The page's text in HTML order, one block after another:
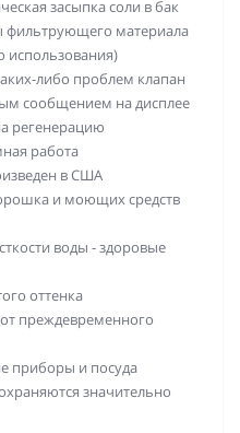
засыпка соли в бак
фильтрующего материала
использования)
либо проблем клапан
сообщением на дисплее
регенерацию
работа
в США
и моющих средств
воды - здоровые
оттенка
преждевременного
приборы и посуда
значительно